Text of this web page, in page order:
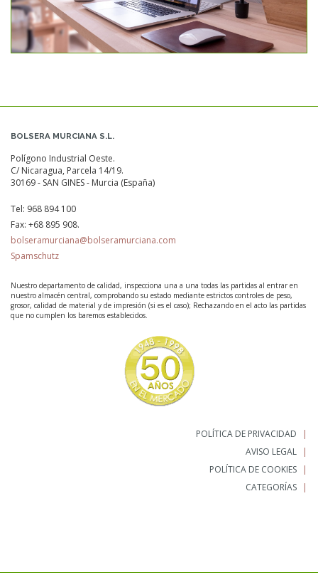
BOLSERA MURCIANA S.L.
Polígono Industrial Oeste.
C/ Nicaragua, Parcela 14/19.
30169 - SAN GINES - Murcia (España)
Tel: 968 894 100
Fax: +68 895 908.
bolseramurciana@bolseramurciana.com
Spamschutz
Nuestro departamento de calidad, inspecciona una a una todas las partidas al entrar en
nuestro almacén central, comprobando su estado mediante estrictos controles de peso,
grosor, calidad de material y de impresión (si es el caso); Rechazando en el acto las partidas
que no cumplen los baremos establecidos.
POLÍTICA DE PRIVACIDAD
AVISO LEGAL
POLÍTICA DE COOKIES
CATEGORÍAS